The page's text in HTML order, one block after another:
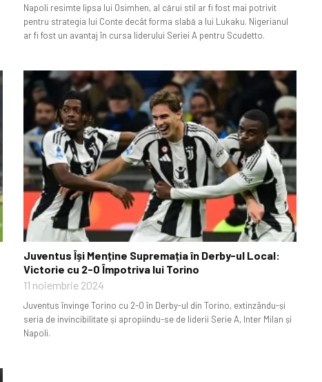
Napoli resimte lipsa lui Osimhen, al cărui stil ar fi fost mai potrivit
pentru strategia lui Conte decât forma slabă a lui Lukaku. Nigerianul
ar fi fost un avantaj în cursa liderului Seriei A pentru Scudetto.
Juventus Își Menține Supremația în Derby-ul Local:
Victorie cu 2-0 Împotriva lui Torino
11 noiembrie 2024
Juventus învinge Torino cu 2-0 în Derby-ul din Torino, extinzându-și
seria de invincibilitate și apropiindu-se de liderii Serie A, Inter Milan și
Napoli.